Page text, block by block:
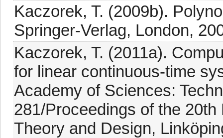
Kaczorek, T. (2009b).
Springer-Verlag, London,
Kaczorek, T. (2011a).
for linear continuous-time
Academy of Sciences:
281/Proceedings of the
Theory and Design,